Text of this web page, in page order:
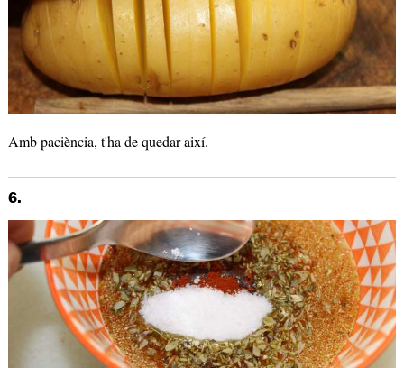
Amb paciència, t'ha de quedar així.
6.